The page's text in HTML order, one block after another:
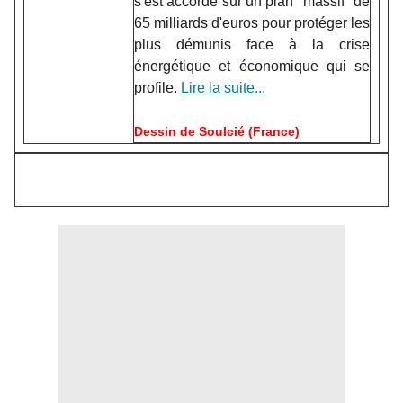
65 milliards d'euros pour protéger les
plus démunis face à la crise
énergétique et économique qui se
profile. Lire la suite...
Dessin de Soulcié (France)